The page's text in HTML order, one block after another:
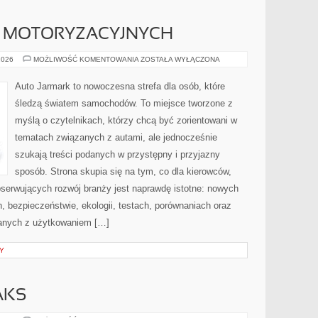
MOŻLIWOŚĆ KOMENTOWANIA HISTORIA
ZOSTAŁA WYŁĄCZONA
Auto Jarmark to nowoczesna strefa dla osób, które
śledzą światem samochodów. To miejsce tworzone z
myślą o czytelnikach, którzy chcą być zorientowani w
tematach związanych z autami, ale jednocześnie
szukają treści podanych w przystępny i przyjazny
sposób. Strona skupia się na tym, co dla kierowców,
rozwój branży jest naprawdę istotne: nowych
bezpieczeństwie, ekologii, testach, porównaniach oraz
z użytkowaniem […]